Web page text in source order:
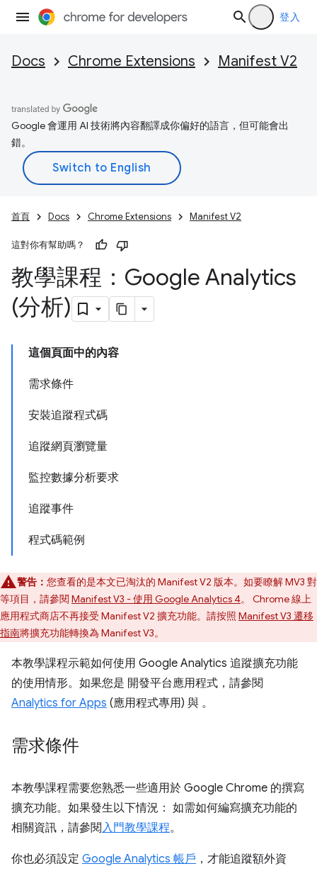
登入
Docs Chrome Extensions Manifest V2
Google 會運用 AI 技術將內容翻譯成你偏好的語言，但可能會出
錯。
首頁 Docs Chrome Extensions Manifest V2
這對你有幫助嗎？
教學課程：Google Analytics
(分析)
這個頁面中的內容
需求條件
安裝追蹤程式碼
追蹤網頁瀏覽量
監控數據分析要求
追蹤事件
程式碼範例
警告： 您查看的是本文已淘汰的 Manifest V2 版本。如要瞭解 MV3 對
等項目，請參閱 Manifest V3 - 使用 Google Analytics 4。 Chrome 線上
應用程式商店不再接受 Manifest V2 擴充功能。請按照 Manifest V3 遷移
指南將擴充功能轉換為 Manifest V3。
本教學課程示範如何使用 Google Analytics 追蹤擴充功能
的使用情形。如果您是 開發平台應用程式，請參閱
Analytics for Apps (應用程式專用) 與 。
需求條件
本教學課程需要您熟悉一些適用於 Google Chrome 的撰寫
擴充功能。如果發生以下情況： 如需如何編寫擴充功能的
相關資訊，請參閱入門教學課程。
你也必須設定 Google Analytics 帳戶 ，才能追蹤額外資